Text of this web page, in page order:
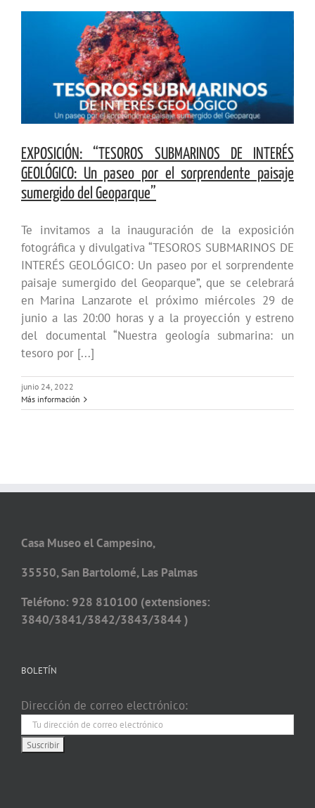
EXPOSICIÓN: “TESOROS SUBMARINOS DE INTERÉS
GEOLÓGICO: Un paseo por el sorprendente paisaje
sumergido del Geoparque”
Te invitamos a la inauguración de la exposición
fotográfica y divulgativa “TESOROS SUBMARINOS DE
INTERÉS GEOLÓGICO: Un paseo por el sorprendente
paisaje sumergido del Geoparque”, que se celebrará
en Marina Lanzarote el próximo miércoles 29 de
junio a las 20:00 horas y a la proyección y estreno
del documental “Nuestra geología submarina: un
tesoro por [...]
junio 24, 2022
Más información
Casa Museo el Campesino,
35550, San Bartolomé, Las Palmas
Teléfono: 928 810100 (extensiones:
3840/3841/3842/3843/3844 )
BOLETÍN
Dirección de correo electrónico: